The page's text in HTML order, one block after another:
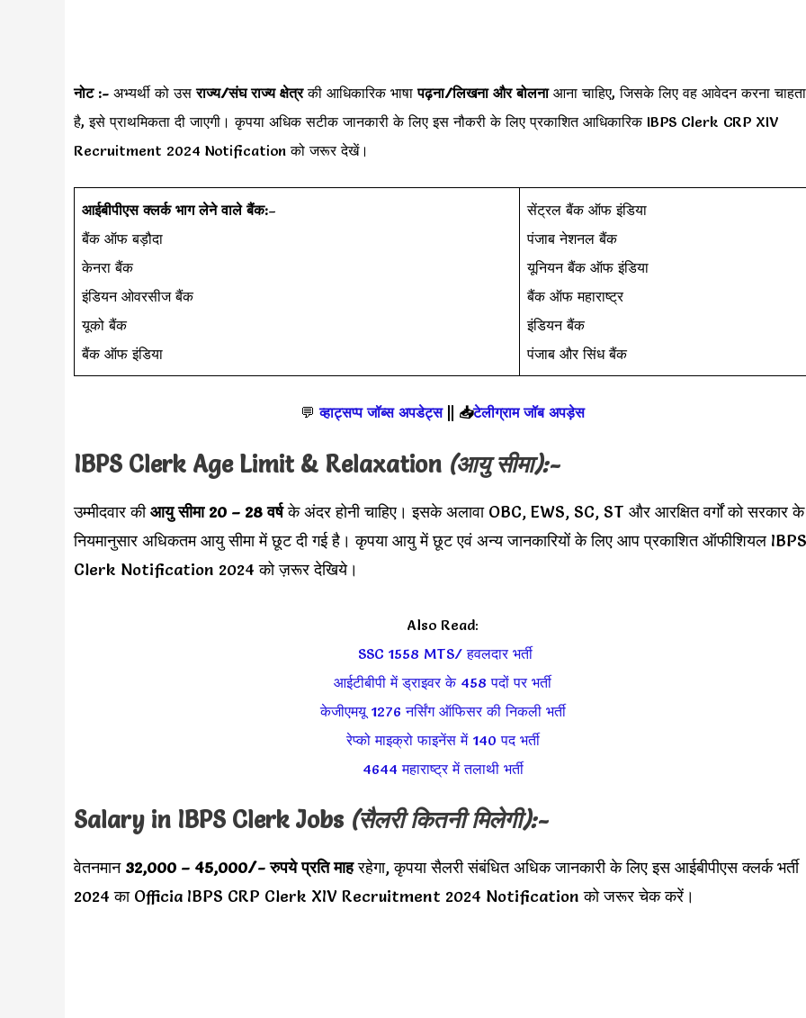
नोट :- अभ्यर्थी को उसराज्य/संघ राज्य क्षेत्रकी आधिकारिक भाषापढ़ना/लिखना और बोलना आना चाहिए, जिसके लिए वह आवेदन करना चाहता
है, इसे प्राथमिकता दी जाएगी। कृपया अधिक सटीक जानकारी के लिए इस नौकरी के लिए प्रकाशित आधिकारिक IBPS Clerk CRP XIV
Recruitment 2024 Notification को जरूर देखें।
आईबीपीएस क्लर्क भाग लेने वाले बैंक:–
बैंक ऑफ बड़ौदा
केनरा बैंक
इंडियन ओवरसीज बैंक
यूको बैंक
बैंक ऑफ इंडिया
सेंट्रल बैंक ऑफ इंडिया
पंजाब नेशनल बैंक
यूनियन बैंक ऑफ इंडिया
बैंक ऑफ महाराष्ट्र
इंडियन बैंक
पंजाब और सिंध बैंक
💬 व्हाट्सप्प जॉब्स अपडेट्स|| 📥टेलीग्राम जॉब अपड़ेस
IBPS Clerk Age Limit & Relaxation (आयु सीमा):-
उम्मीदवार कीआयु सीमा 20 – 28 वर्षके अंदर होनी चाहिए। इसके अलावा OBC, EWS, SC, ST और आरक्षित वर्गों को सरकार के
नियमानुसार अधिकतम आयु सीमा में छूट दी गई है। कृपया आयु में छूट एवं अन्य जानकारियों के लिए आप प्रकाशित ऑफीशियल IBPS
Clerk Notification 2024 को ज़रूर देखिये।
Also Read:
SSC 1558 MTS/ हवलदार भर्ती
आईटीबीपी में ड्राइवर के 458 पदों पर भर्ती
केजीएमयू 1276 नर्सिंग ऑफिसर की निकली भर्ती
रेप्को माइक्रो फाइनेंस में 140 पद भर्ती
4644 महाराष्ट्र में तलाथी भर्ती
Salary in IBPS Clerk Jobs (सैलरी कितनी मिलेगी):-
वेतनमान32,000 – 45,000/- रुपये प्रति माहरहेगा, कृपया सैलरी संबंधित अधिक जानकारी के लिए इस आईबीपीएस क्लर्क भर्ती
2024 का Officia IBPS CRP Clerk XIV Recruitment 2024 Notification को जरूर चेक करें।